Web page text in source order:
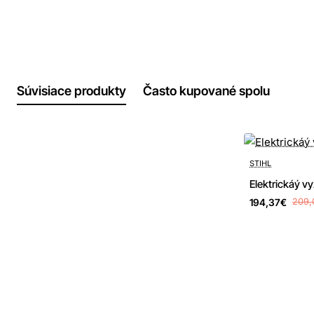
Súvisiace produkty Často kupované spolu
-7%
STIHL
Elektrickáý
194,37€